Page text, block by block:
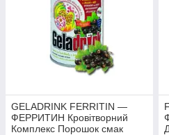
GELADRINK FERRITIN —
ФЕРРИТИН Кровітворний
Комплекс Порошок смак